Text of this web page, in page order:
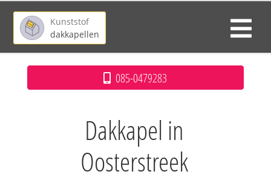
Kunststof
dakkapellen
085-0479283
Dakkapel in
Oosterstreek